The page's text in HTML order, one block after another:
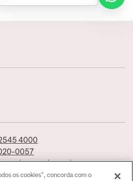
4000
0057
os cookies", concorda com o